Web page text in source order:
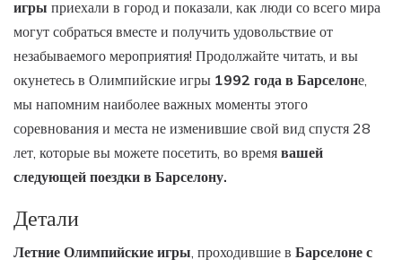
игры приехали в город и показали, как люди со всего мира
могут собраться вместе и получить удовольствие от
незабываемого мероприятия! Продолжайте читать, и вы
окунетесь в Олимпийские игры 1992 года в Барселоне,
мы напомним наиболее важных моменты этого
соревнования и места не изменившие свой вид спустя 28
лет, которые вы можете посетить, во время вашей
следующей поездки в Барселону.
Детали
Летние Олимпийские игры , проходившие в Барселоне с